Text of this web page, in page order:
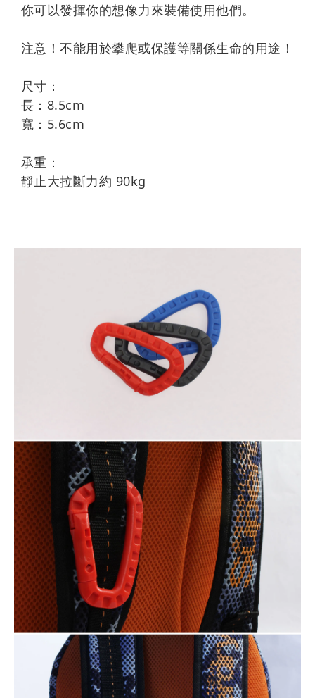
你可以發揮你的想像力來裝備使用他們。
注意！不能用於攀爬或保護等關係生命的用途！
尺寸：
長：8.5cm
寬：5.6cm
承重：
靜止大拉斷力約 90kg